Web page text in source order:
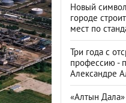
Новый
городе
мест по
Три года с
профессию -
Александре
«Алтын